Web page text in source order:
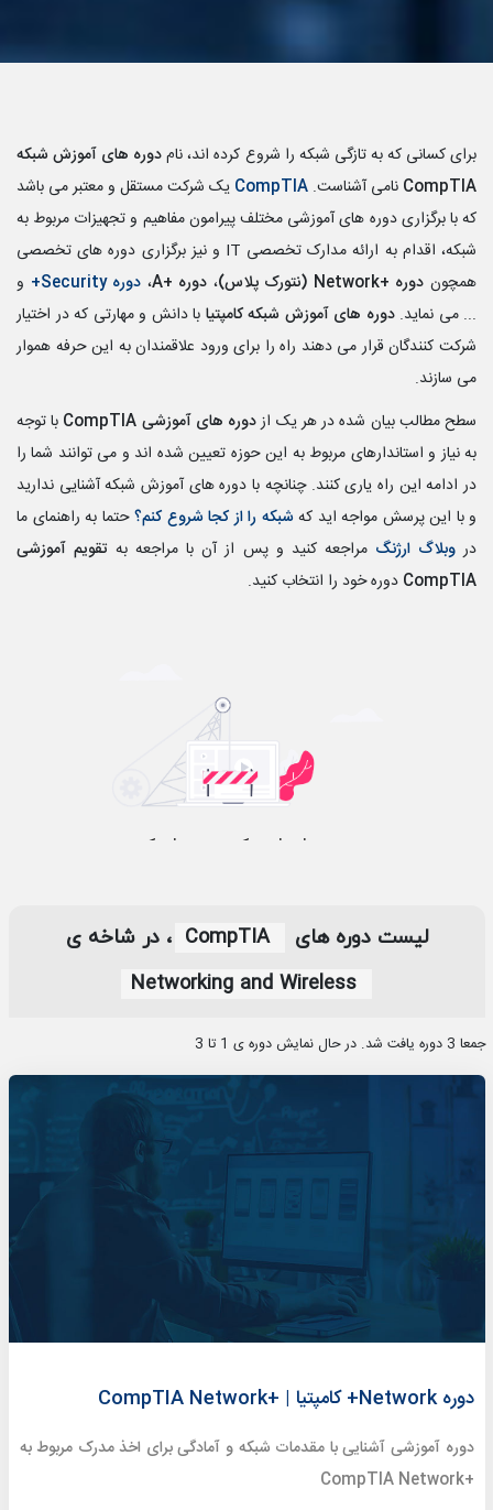
برای کسانی که به تازگی شبکه را شروع کرده اند، نامدوره های آموزش شبکه
CompTIA نامی آشناست. CompTIA یک شرکت مستقل و معتبر می باشد
که با برگزاری دوره های آموزشی مختلف پیرامون مفاهیم و تجهیزات مربوط به
شبکه، اقدام به ارائه مدارک تخصصی IT و نیز برگزاری دوره های تخصصی
همچوندوره Network+ (نتورک پلاس)، دوره A+، دوره Security+
و
... می نماید.دوره های آموزش شبکه کامپتیا با دانش و مهارتی که در اختیار
شرکت کنندگان قرار می دهند راه را برای ورود علاقمندان به این حرفه هموار
می سازند.
سطح مطالب بیان شده در هر یک ازدوره های آموزشی CompTIA
با توجه
به نیاز و استاندارهای مربوط به این حوزه تعیین شده اند و می توانند شما را
در ادامه این راه یاری کنند. چنانچه با دوره های آموزش شبکه آشنایی ندارید
و با این پرسش مواجه اید کهشبکه را از کجا شروع کنم؟حتما به راهنمای ما
دروبلاگ ارژنگ مراجعه کنید و پس از آن با مراجعه به تقویم آموزشی
CompTIA دوره خود را انتخاب کنید.
لیست دوره های CompTIA ، در شاخه ی
Networking and Wireless
جمعا 3 دوره یافت شد. در حال نمایش دوره ی 1 تا 3
دوره Network+ کامپتیا | +CompTIA Network
دوره آموزشی آشنایی با مقدمات شبکه و آمادگی برای اخذ مدرک مربوط به
+CompTIA Network